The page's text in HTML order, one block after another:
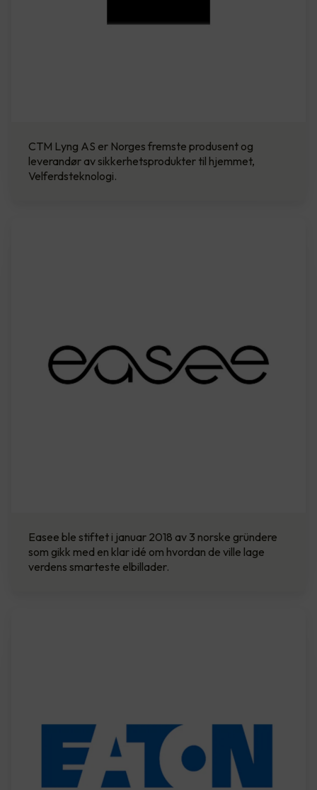
CTM Lyng AS er Norges fremste produsent og
leverandør av sikkerhetsprodukter til hjemmet,
Velferdsteknologi.
Easee ble stiftet i januar 2018 av 3 norske gründere
som gikk med en klar idé om hvordan de ville lage
verdens smarteste elbillader.